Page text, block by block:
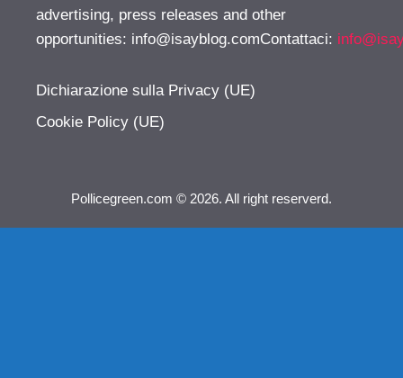
advertising, press releases and other
opportunities: info@isayblog.comContattaci:
Dichiarazione sulla Privacy (UE)
Cookie Policy (UE)
Pollicegreen.com © 2026. All right reserverd.